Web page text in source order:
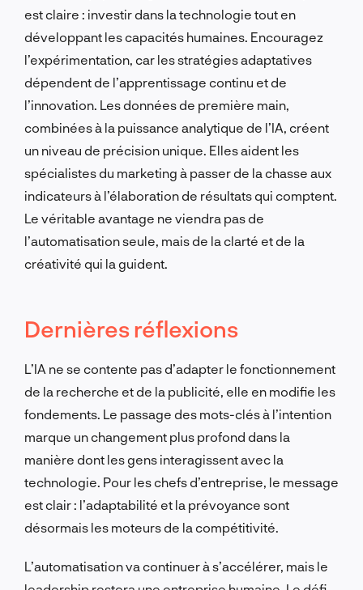
est claire : investir dans la technologie tout en
développant les capacités humaines. Encouragez
l’expérimentation, car les stratégies adaptatives
dépendent de l’apprentissage continu et de
l’innovation. Les données de première main,
combinées à la puissance analytique de l’IA, créent
un niveau de précision unique. Elles aident les
spécialistes du marketing à passer de la chasse aux
indicateurs à l’élaboration de résultats qui comptent.
Le véritable avantage ne viendra pas de
l’automatisation seule, mais de la clarté et de la
créativité qui la guident.
Dernières réflexions
L’IA ne se contente pas d’adapter le fonctionnement
de la recherche et de la publicité, elle en modifie les
fondements. Le passage des mots-clés à l’intention
marque un changement plus profond dans la
manière dont les gens interagissent avec la
technologie. Pour les chefs d’entreprise, le message
est clair : l’adaptabilité et la prévoyance sont
désormais les moteurs de la compétitivité.
L’automatisation va continuer à s’accélérer, mais le